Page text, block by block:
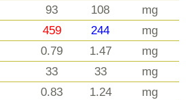
93 108
mg
459 244
mg
0.79 1.47
mg
33 33
mg
0.83 1.24
mg